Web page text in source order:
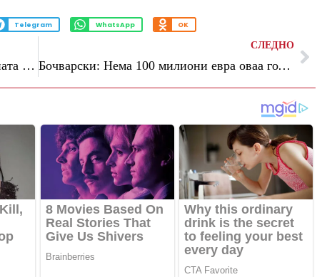
Telegram WhatsApp OK
Арсовска до Ѓорѓиевски: Функционалната неписменост на кадрите на ВМРО-ДПМНЕ предизвикува сериозни проблеми за граѓаните
СЛЕДНО
Бочварски: Нема 100 милиони евра оваа година за општините, ВМРО-ДПМНЕ манипулира